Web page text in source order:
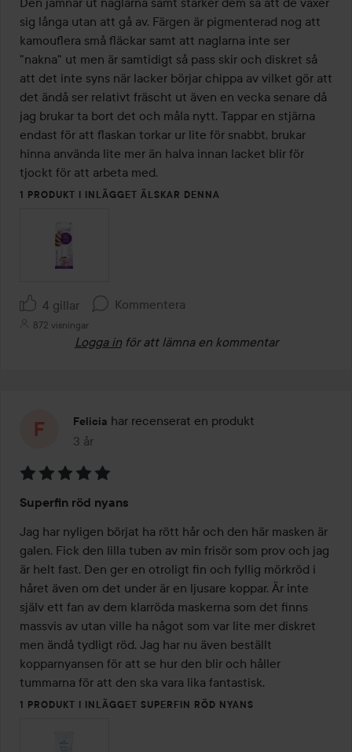
sig långa utan att gå av. Färgen är pigmenterad nog att
kamouflera små fläckar samt att naglarna inte ser
"nakna" ut men är samtidigt så pass skir och diskret så
att det inte syns när lacker börjar chippa av vilket gör att
det ändå ser relativt fräscht ut även en vecka senare då
jag brukar ta bort det och måla nytt. Tappar en stjärna
endast för att flaskan torkar ur lite för snabbt, brukar
hinna använda lite mer än halva innan lacket blir för
tjockt för att arbeta med.
1 PRODUKT I INLÄGGET ÄLSKAR DENNA
4 gillar Kommentera
872 visningar
Logga in för att lämna en kommentar
Felicia har recenserat en produkt
3 år
Inlägget skapades 3 år
5
av
5
Superfin röd nyans
Jag har nyligen börjat ha rött hår och den här masken är
galen. Fick den lilla tuben av min frisör som prov och jag
är helt fast. Den ger en otroligt fin och fyllig mörkröd i
håret även om det under är en ljusare koppar. Är inte
själv ett fan av dem klarröda maskerna som det finns
massvis av utan ville ha något som var lite mer diskret
men ändå tydligt röd. Jag har nu även beställt
kopparnyansen för att se hur den blir och håller
tummarna för att den ska vara lika fantastisk.
1 PRODUKT I INLÄGGET SUPERFIN RÖD NYANS